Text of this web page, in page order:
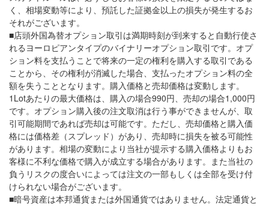
く、相場変動等により、預託した証拠金以上の損失が発生するお
それがございます。
■店頭外国為替オプション取引は満期時刻が到来すると自動行使さ
れるヨーロピアンタイプのバイナリーオプション取引です。オプ
ション料を支払うことで将来の一定の権利を購入する取引である
ことから、その権利が消滅した場合、支払ったオプション料の全
額を失うこととなります。購入価格と売却価格は変動します。
1Lotあたりの最大価格は、購入の場合990円、売却の場合1,000円
です。オプション購入後の注文取消は行う事ができませんが、取
引可能期間であれば売却は可能です。ただし、売却価格と購入価
格には価格差（スプレッド）があり、売却時に損失を被る可能性
があります。相場の変動により当社が提示する購入価格よりもお
客様に不利な価格で購入が成立する場合があります。また当社の
負うリスクの度合いによっては注文の一部もしくは全部を受け付
けられない場合がございます。
■暗号資産は本邦通貨または外国通貨ではありません。法定通貨と